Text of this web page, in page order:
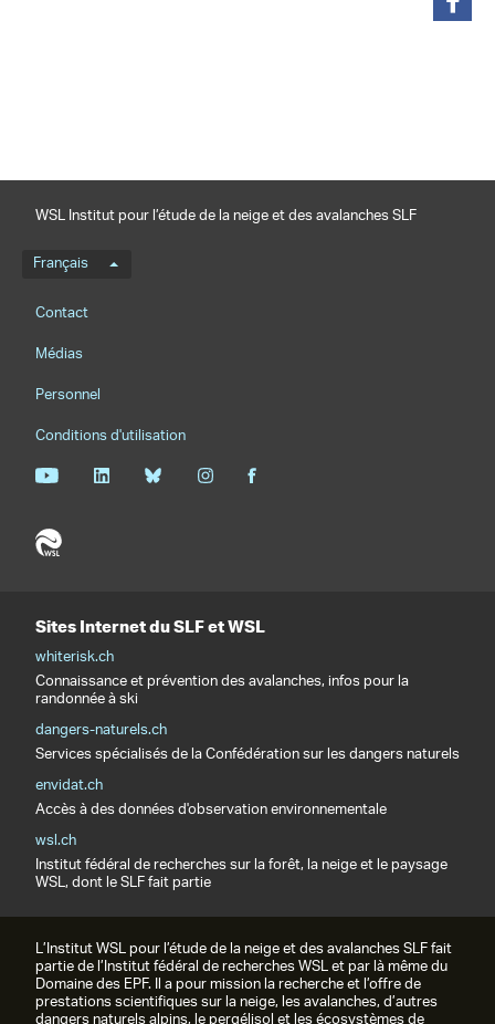
WSL Institut pour l’étude de la neige et des avalanches SLF
Menu de langue
Français
Footernavigation
Contact
Médias
Personnel
Conditions d'utilisation
Sites Internet du SLF et WSL
whiterisk.ch
Connaissance et prévention des avalanches, infos pour la
randonnée à ski
dangers-naturels.ch
Services spécialisés de la Confédération sur les dangers naturels
envidat.ch
Accès à des données d'observation environnementale
wsl.ch
Institut fédéral de recherches sur la forêt, la neige et le paysage
WSL, dont le SLF fait partie
L’Institut WSL pour l’étude de la neige et des avalanches SLF fait
partie de l’Institut fédéral de recherches WSL et par là même du
Domaine des EPF. Il a pour mission la recherche et l’offre de
prestations scientifiques sur la neige, les avalanches, d’autres